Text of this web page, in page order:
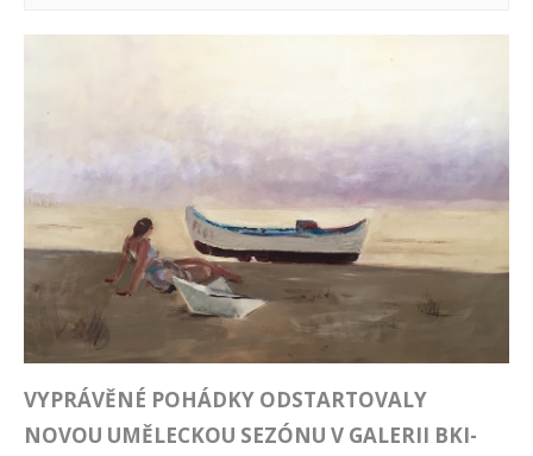
Navigace
akce
VYPRÁVĚNÉ POHÁDKY ODSTARTOVALY
NOVOU UMĚLECKOU SEZÓNU V GALERII BKI-